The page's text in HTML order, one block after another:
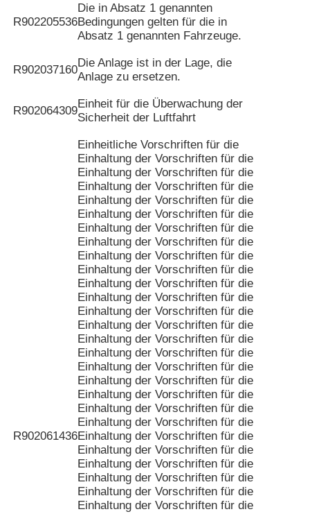
R902205536
Die in Absatz 1 genannten
Bedingungen gelten für die in
Absatz 1 genannten Fahrzeuge.
R902037160
Die Anlage ist in der Lage, die
Anlage zu ersetzen.
R902064309
Einheit für die Überwachung der
Sicherheit der Luftfahrt
R902061436
Einheitliche Vorschriften für die
Einhaltung der Vorschriften für die
Einhaltung der Vorschriften für die
Einhaltung der Vorschriften für die
Einhaltung der Vorschriften für die
Einhaltung der Vorschriften für die
Einhaltung der Vorschriften für die
Einhaltung der Vorschriften für die
Einhaltung der Vorschriften für die
Einhaltung der Vorschriften für die
Einhaltung der Vorschriften für die
Einhaltung der Vorschriften für die
Einhaltung der Vorschriften für die
Einhaltung der Vorschriften für die
Einhaltung der Vorschriften für die
Einhaltung der Vorschriften für die
Einhaltung der Vorschriften für die
Einhaltung der Vorschriften für die
Einhaltung der Vorschriften für die
Einhaltung der Vorschriften für die
Einhaltung der Vorschriften für die
Einhaltung der Vorschriften für die
Einhaltung der Vorschriften für die
Einhaltung der Vorschriften für die
Einhaltung der Vorschriften für die
Einhaltung der Vorschriften für die
Einhaltung der Vorschriften für die